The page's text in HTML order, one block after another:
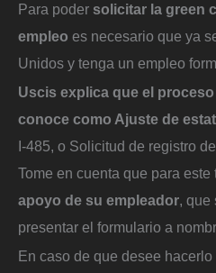
Para poder solicitar la green
empleo es necesario que ya
Unidos y tenga un empleo
Uscis explica que el
conoce como Ajuste de
I-485, o Solicitud de registro
Tome en cuenta que para este
apoyo de su empleador, que
presentar el formulario a
En caso de que desee